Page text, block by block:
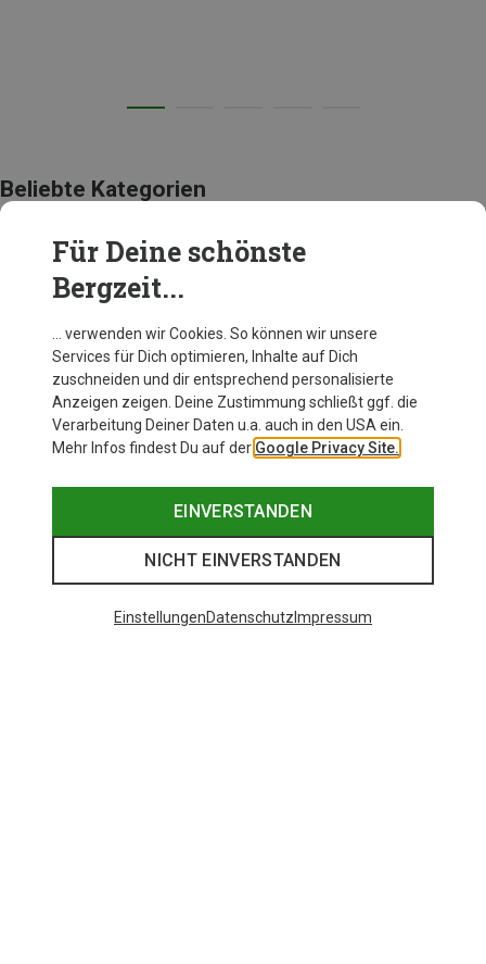
Beliebte Kategorien
ACCESSOIRES
Für Deine schönste
Bergzeit...
… verwenden wir Cookies. So können wir unsere
Services für Dich optimieren, Inhalte auf Dich
zuschneiden und dir entsprechend personalisierte
Anzeigen zeigen. Deine Zustimmung schließt ggf. die
Verarbeitung Deiner Daten u.a. auch in den USA ein.
Mehr Infos findest Du auf der Google Privacy Site.
EINVERSTANDEN
NICHT EINVERSTANDEN
EinstellungenDatenschutz Impressum